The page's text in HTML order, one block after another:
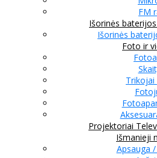
FM
Išorinės
Išorinės
Foto ir
Trikojai
Projektoriai
Išmanieji
Apsauga